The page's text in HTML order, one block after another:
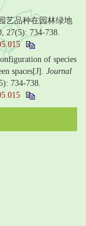
艺品种在园林绿地
27(5): 734-738.
of species
spaces[J]. Journal
734-738.